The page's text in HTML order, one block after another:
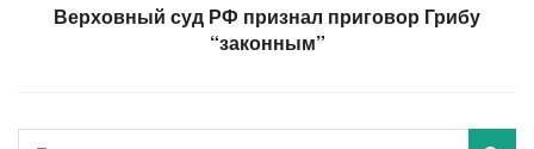
Верховный суд РФ признал приговор Грибу
“законным”